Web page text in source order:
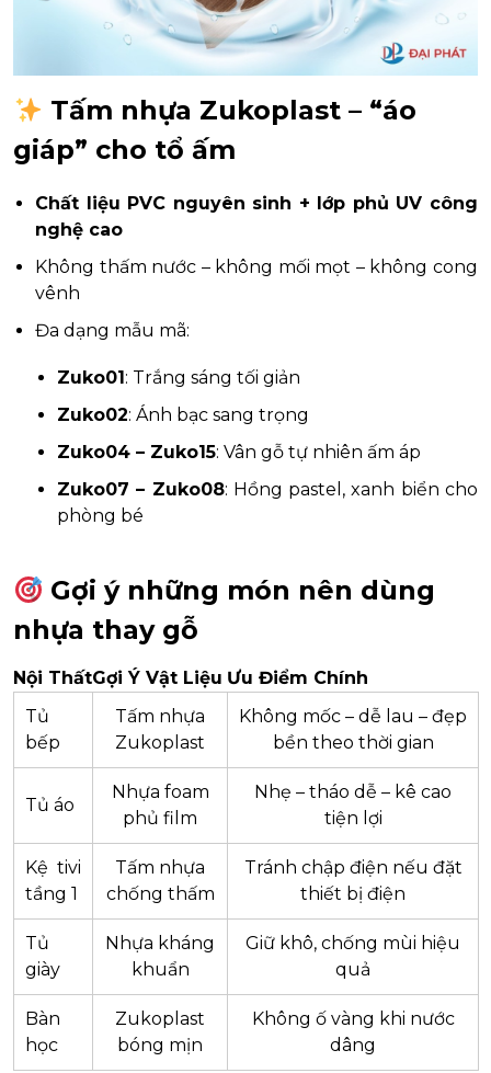
Tấm nhựa Zukoplast – “áo
giáp” cho tổ ấm
Chất liệu PVC nguyên sinh + lớp phủ UV công
nghệ cao
Không thấm nước – không mối mọt – không cong
vênh
Đa dạng mẫu mã:
Zuko01 : Trắng sáng tối giản
Zuko02: Ánh bạc sang trọng
Zuko04 – Zuko15: Vân gỗ tự nhiên ấm áp
Zuko07 – Zuko08: Hồng pastel, xanh biển cho
phòng bé
Gợi ý những món nên dùng
nhựa thay gỗ
Nội ThấtGợi Ý Vật Liệu Ưu Điểm Chính
Tủ
bếp
Tấm nhựa
Zukoplast
Không mốc – dễ lau – đẹp
bền theo thời gian
Tủ áo
Nhựa foam
phủ film
Nhẹ – tháo dễ – kê cao
tiện lợi
Kệ tivi
tầng 1
Tấm nhựa
chống thấm
Tránh chập điện nếu đặt
thiết bị điện
Tủ
giày
Nhựa kháng
khuẩn
Giữ khô, chống mùi hiệu
quả
Bàn
học
Zukoplast
bóng mịn
Không ố vàng khi nước
dâng